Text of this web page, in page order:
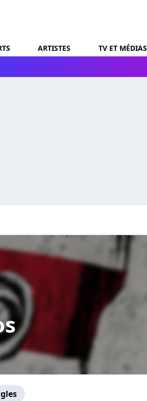
ARTISTES TV ET MÉDIAS